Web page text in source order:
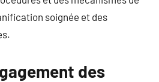
soignée et des
des